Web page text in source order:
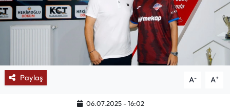
Paylaş A- A+
06.07.2025 - 16:02
Köşe Yazıları
Karikatür Galeri
ASTROLOJİ